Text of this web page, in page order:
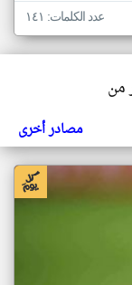
عدد الكلمات: ١٤١
من
مصادر أخرى